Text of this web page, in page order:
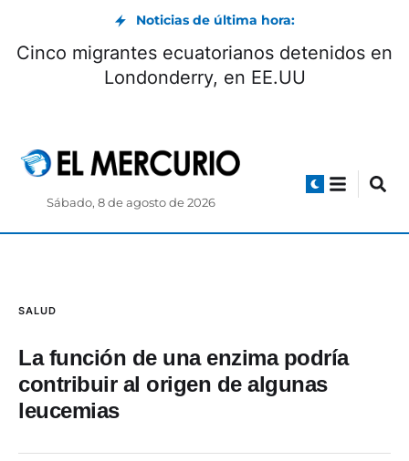
Noticias de última hora:
Cinco migrantes ecuatorianos detenidos en
Londonderry, en EE.UU
Sábado, 8 de agosto de 2026
SALUD
La función de una enzima podría
contribuir al origen de algunas
leucemias